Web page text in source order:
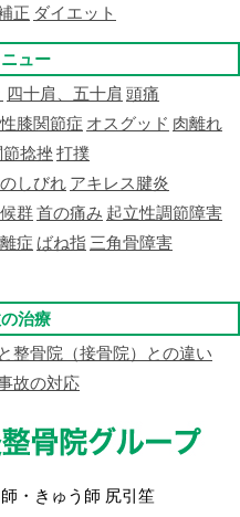
正 ダイエット
ュー
四十肩、五十肩 頭痛
膝関節症 オスグッド 肉離れ
節捻挫打撲
しびれ アキレス腱炎
群首の痛み 起立性調節障害
症 ばね指 三角骨障害
治療
整骨院（接骨院）との違い
故の対応
・きゅう師 尻引笙